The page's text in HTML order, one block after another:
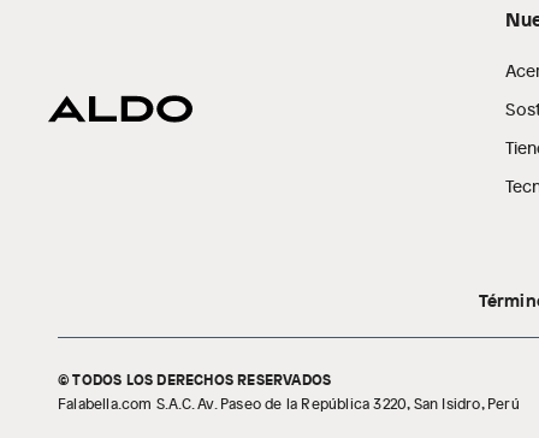
© TODOS LOS DERECHOS RESERVADOS
Falabella.com S.A.C. Av. Paseo de la República 3220, San Isidro, Perú